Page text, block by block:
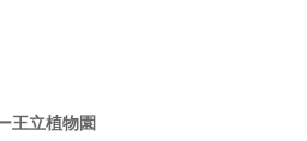
王立植物園